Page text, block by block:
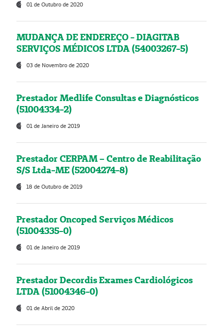
01 de Outubro de 2020
MUDANÇA DE ENDEREÇO - DIAGITAB
SERVIÇOS MÉDICOS LTDA (54003267-5)
03 de Novembro de 2020
Prestador Medlife Consultas e Diagnósticos
(51004334-2)
01 de Janeiro de 2019
Prestador CERPAM – Centro de Reabilitação
S/S Ltda-ME (52004274-8)
18 de Outubro de 2019
Prestador Oncoped Serviços Médicos
(51004335-0)
01 de Janeiro de 2019
Prestador Decordis Exames Cardiológicos
LTDA (51004346-0)
01 de Abril de 2020